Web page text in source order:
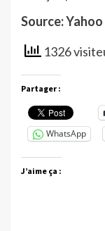
Source:
1326
Partager :
WhatsApp
J’aime ça :